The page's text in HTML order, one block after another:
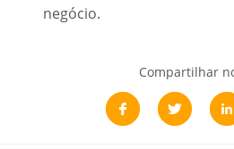
negócio.
Compartilhar